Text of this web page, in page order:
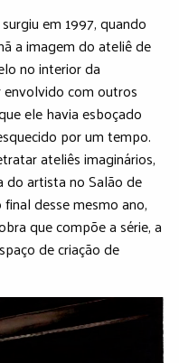
em 1997, quando
a imagem do ateliê de
no interior da
com outros
ele havia esboçado
por um tempo.
ateliês imaginários,
do artista no Salão de
desse mesmo ano,
que compõe a série, a
de criação de